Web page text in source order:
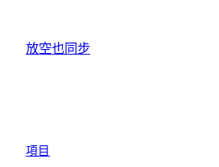
放空也同步
項目